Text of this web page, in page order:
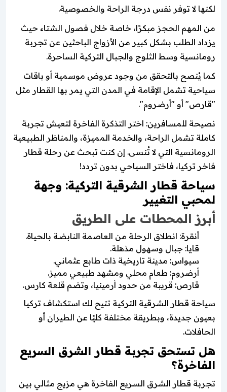
لكنها لا توفر نفس درجة الراحة والخصوصية.
من المهم الحجز مبكرًا، خاصة خلال فصول الشتاء حيث
يزداد الطلب بشكل كبير من الأزواج الباحثين عن تجربة
رومانسية وسط الثلوج والجبال التركية الساحرة.
كما يُنصح بالتحقق من وجود عروض موسمية أو باقات
سياحية تشمل الإقامة في المدن التي يمر بها القطار مثل
"قارص" أو "أرضروم".
نصيحة للمسافرين: اختر التذكرة الفاخرة لتعيش تجربة
كاملة تشمل الراحة، والخدمة المميزة، والمناظر الطبيعية
الرومانسية التي لا تُنسى. إن كنت تبحث عن رحلة قطار
فاخر تركيا، فاختر السياحي بدون تردد!
سياحة قطار الشرقية التركية: وجهة
لمحبي التغيير
أبرز المحطات على الطريق
أنقرة: انطلاق الرحلة من العاصمة النابضة بالحياة.
قايا: جبال وسهول مذهلة.
سيواس: مدينة تاريخية ذات طابع عثماني.
أرضروم: طعام محلي ومشهد طبيعي مميز.
قارص: قريبة من حدود أرمينيا، وتضم قلعة كارس.
سياحة قطار الشرقية التركية تتيح لك استكشاف تركيا
بعيون جديدة، وبطريقة مختلفة كليًا عن الطيران أو
الحافلات.
هل تستحق تجربة قطار الشرق السريع
الفاخرة؟
تجربة قطار الشرق السريع الفاخرة هي مزيج مثالي بين